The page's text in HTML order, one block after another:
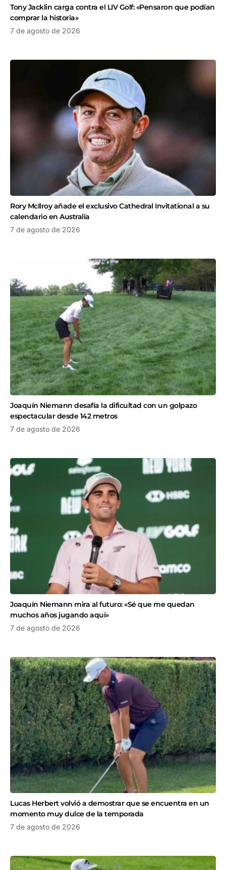
Tony Jacklin carga contra el LIV Golf: «Pensaron que podían
comprar la historia»
7 de agosto de 2026
Rory McIlroy añade el exclusivo Cathedral Invitational a su
calendario en Australia
7 de agosto de 2026
Joaquín Niemann desafía la dificultad con un golpazo
espectacular desde 142 metros
7 de agosto de 2026
Joaquín Niemann mira al futuro: «Sé que me quedan
muchos años jugando aquí»
7 de agosto de 2026
Lucas Herbert volvió a demostrar que se encuentra en un
momento muy dulce de la temporada
7 de agosto de 2026